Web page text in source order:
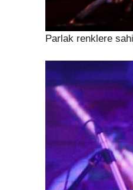
Parlak renklere